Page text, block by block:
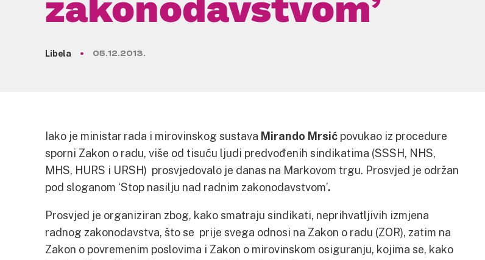
Libela 05.12.2013.
Iako je ministar rada i mirovinskog sustava Mirando Mrsić povukao iz procedure
sporni Zakon o radu, više od tisuću ljudi predvođenih sindikatima (SSSH, NHS,
MHS, HURS i URSH) prosvjedovalo je danas na Markovom trgu. Prosvjed je održan
pod sloganom ‘Stop nasilju nad radnim zakonodavstvom’.
Prosvjed je organiziran zbog, kako smatraju sindikati, neprihvatljivih izmjena
radnog zakonodavstva, što se prije svega odnosi na Zakon o radu (ZOR), zatim na
Zakon o povremenim poslovima i Zakon o mirovinskom osiguranju, kojima se, kako